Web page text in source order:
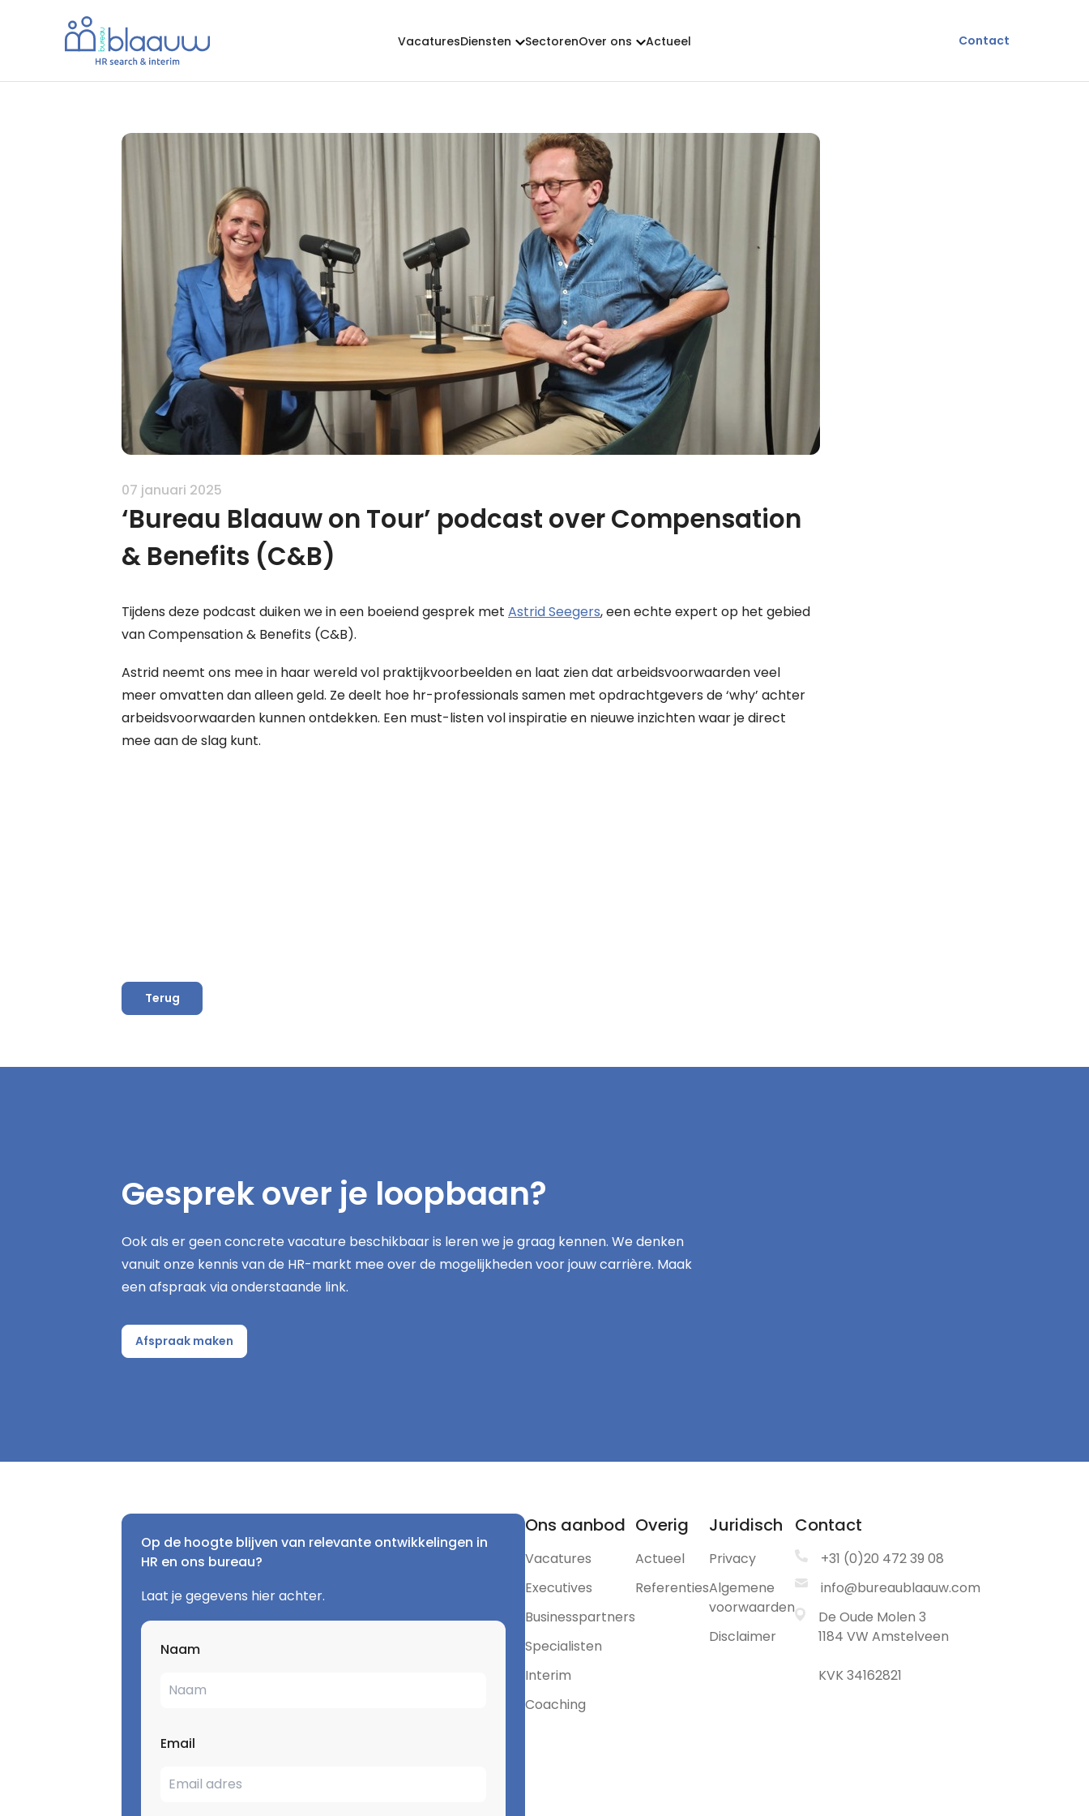
VacaturesDiensten SectorenOver ons Actueel Contact
07 januari 2025
‘Bureau Blaauw on Tour’ podcast over Compensation
& Benefits (C&B)
Tijdens deze podcast duiken we in een boeiend gesprek met Astrid Seegers, een echte expert op het gebied
van Compensation & Benefits (C&B).
Astrid neemt ons mee in haar wereld vol praktijkvoorbeelden en laat zien dat arbeidsvoorwaarden veel
meer omvatten dan alleen geld. Ze deelt hoe hr-professionals samen met opdrachtgevers de ‘why’ achter
arbeidsvoorwaarden kunnen ontdekken. Een must-listen vol inspiratie en nieuwe inzichten waar je direct
mee aan de slag kunt.
Terug
Gesprek over je loopbaan?
Ook als er geen concrete vacature beschikbaar is leren we je graag kennen. We denken
vanuit onze kennis van de HR-markt mee over de mogelijkheden voor jouw carrière. Maak
een afspraak via onderstaande link.
Afspraak maken
Op de hoogte blijven van relevante ontwikkelingen in
HR en ons bureau?
Laat je gegevens hier achter.
Naam
Email
Ons aanbod
Vacatures
Executives
Businesspartners
Specialisten
Interim
Coaching
Overig
Actueel
Referenties
Juridisch
Privacy
Algemene
voorwaarden
Disclaimer
Contact
+31 (0)20 472 39 08
info@bureaublaauw.com
De Oude Molen 3
1184 VW Amstelveen
KVK 34162821